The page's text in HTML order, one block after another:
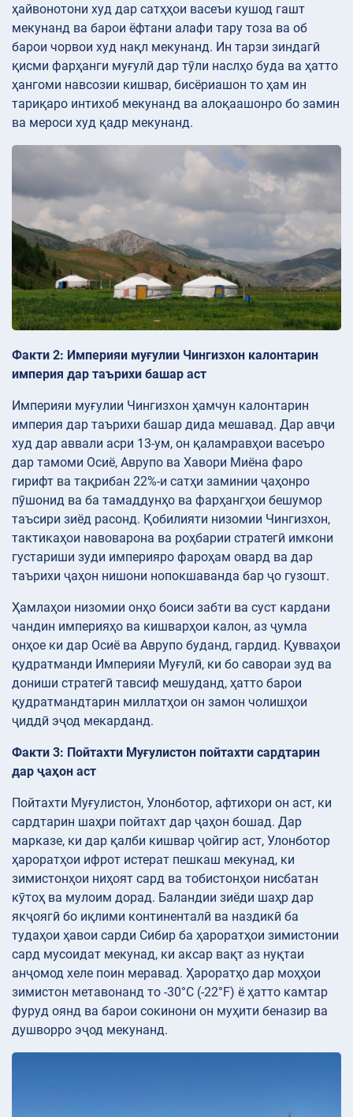
ҳайвонотони худ дар сатҳҳои васеъи кушод гашт
мекунанд ва барои ёфтани алафи тару тоза ва об
барои чорвои худ нақл мекунанд. Ин тарзи зиндагӣ
қисми фарҳанги муғулӣ дар тӯли наслҳо буда ва ҳатто
ҳангоми навсозии кишвар, бисёриашон то ҳам ин
тариқаро интихоб мекунанд ва алоқаашонро бо замин
ва мероси худ қадр мекунанд.
Факти 2: Империяи муғулии Чингизхон калонтарин
империя дар таърихи башар аст
Империяи муғулии Чингизхон ҳамчун калонтарин
империя дар таърихи башар дида мешавад. Дар авҷи
худ дар аввали асри 13-ум, он қаламравҳои васеъро
дар тамоми Осиё, Аврупо ва Хавори Миёна фаро
гирифт ва тақрибан 22%-и сатҳи заминии ҷаҳонро
пӯшонид ва ба тамаддунҳо ва фарҳангҳои бешумор
таъсири зиёд расонд. Қобилияти низомии Чингизхон,
тактикаҳои навоварона ва роҳбарии стратегӣ имкони
густариши зуди империяро фароҳам овард ва дар
таърихи ҷаҳон нишони нопокшаванда бар ҷо гузошт.
Ҳамлаҳои низомии онҳо боиси забти ва суст кардани
чандин империяҳо ва кишварҳои калон, аз ҷумла
онҳое ки дар Осиё ва Аврупо буданд, гардид. Қувваҳои
қудратманди Империяи Муғулӣ, ки бо савораи зуд ва
дониши стратегӣ тавсиф мешуданд, ҳатто барои
қудратмандтарин миллатҳои он замон чолишҳои
ҷиддӣ эҷод мекарданд.
Факти 3: Пойтахти Муғулистон пойтахти сардтарин
дар ҷаҳон аст
Пойтахти Муғулистон, Улонботор, афтихори он аст, ки
сардтарин шаҳри пойтахт дар ҷаҳон бошад. Дар
марказе, ки дар қалби кишвар ҷойгир аст, Улонботор
ҳароратҳои ифрот истерат пешкаш мекунад, ки
зимистонҳои ниҳоят сард ва тобистонҳои нисбатан
кӯтоҳ ва мулоим дорад. Баландии зиёди шаҳр дар
якҷоягӣ бо иқлими континенталӣ ва наздикӣ ба
тудаҳои ҳавои сарди Сибир ба ҳароратҳои зимистонии
сард мусоидат мекунад, ки аксар вақт аз нуқтаи
анҷомод хеле поин меравад. Ҳароратҳо дар моҳҳои
зимистон метавонанд то -30°C (-22°F) ё ҳатто камтар
фуруд оянд ва барои сокинони он муҳити беназир ва
душворро эҷод мекунанд.